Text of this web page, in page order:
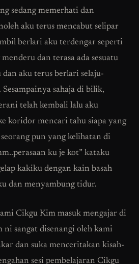
sedang memerhati dan
aku terus mencabut selipar
berlari aku terdengar seperti
dan terasa ada sesuatu
aku terus berlari selaju-
sahaja di bilik,
telah kembali lalu aku
koridor mencari tahu siapa yang
pun yang kelihatan di
ku je kot” kataku
kakiku dengan kain basah
dan menyambung tidur.
Cikgu Kim masuk mengajar di
ni sangat disenangi oleh kami
dan suka menceritakan kisah-
sesi pembelajaran Cikgu